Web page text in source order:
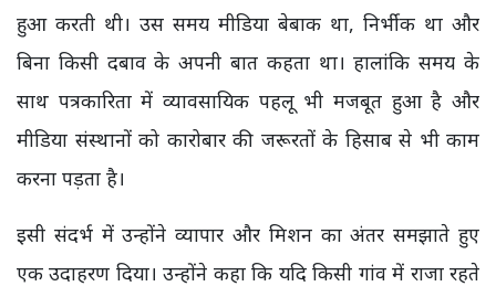
हुआ करती थी। उस समय मीडिया बेबाक था, निर्भीक था और
बिना किसी दबाव के अपनी बात कहता था। हालांकि समय के
साथ पत्रकारिता में व्यावसायिक पहलू भी मजबूत हुआ है और
मीडिया संस्थानों को कारोबार की जरूरतों के हिसाब से भी काम
करना पड़ता है।
इसी संदर्भ में उन्होंने व्यापार और मिशन का अंतर समझाते हुए
एक उदाहरण दिया। उन्होंने कहा कि यदि किसी गांव में राजा रहते